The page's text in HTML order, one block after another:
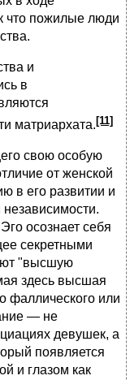
что пожилые люди
и
в
матриархата.[11]
свою особую
от женской
в его развитии и
осознает себя
секретными
"высшую
здесь высшая
фаллического или
— не
девушек, а
появляется
и глазом как